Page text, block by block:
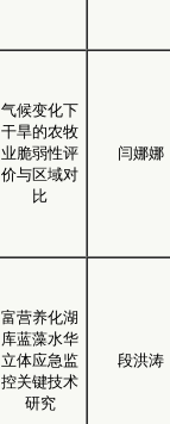
气候变化下
干旱的农牧
业脆弱性评
价与区域对
比
闫娜娜
富营养化湖
库蓝藻水华
立体应急监
控关键技术
研究
段洪涛